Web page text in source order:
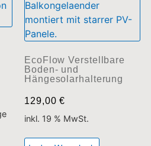
EcoFlow Verstellbare
Boden- und
Hängesolarhalterung
129,00€
inkl. 19 % MwSt.